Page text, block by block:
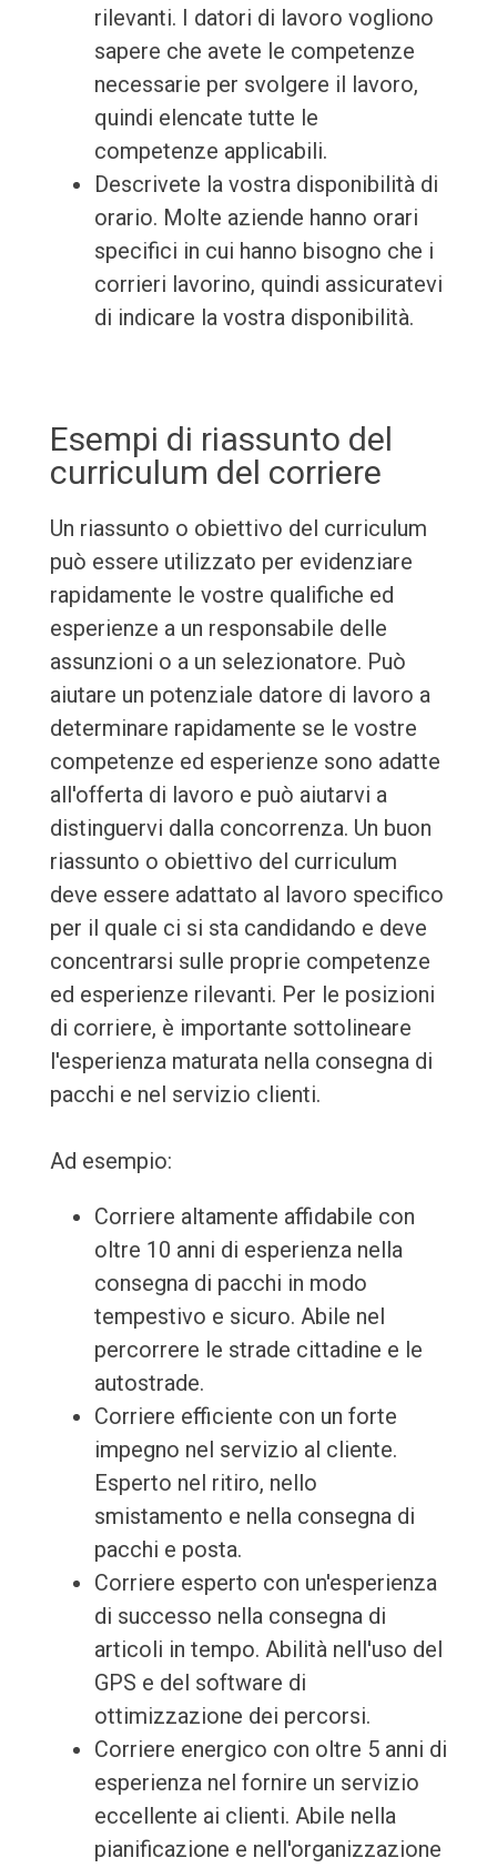
rilevanti. I datori di lavoro vogliono
sapere che avete le competenze
necessarie per svolgere il lavoro,
quindi elencate tutte le
competenze applicabili.
Descrivete la vostra disponibilità di
orario. Molte aziende hanno orari
specifici in cui hanno bisogno che i
corrieri lavorino, quindi assicuratevi
di indicare la vostra disponibilità.
Esempi di riassunto del
curriculum del corriere
Un riassunto o obiettivo del curriculum
può essere utilizzato per evidenziare
rapidamente le vostre qualifiche ed
esperienze a un responsabile delle
assunzioni o a un selezionatore. Può
aiutare un potenziale datore di lavoro a
determinare rapidamente se le vostre
competenze ed esperienze sono adatte
all'offerta di lavoro e può aiutarvi a
distinguervi dalla concorrenza. Un buon
riassunto o obiettivo del curriculum
deve essere adattato al lavoro specifico
per il quale ci si sta candidando e deve
concentrarsi sulle proprie competenze
ed esperienze rilevanti. Per le posizioni
di corriere, è importante sottolineare
l'esperienza maturata nella consegna di
pacchi e nel servizio clienti.
Ad esempio:
Corriere altamente affidabile con
oltre 10 anni di esperienza nella
consegna di pacchi in modo
tempestivo e sicuro. Abile nel
percorrere le strade cittadine e le
autostrade.
Corriere efficiente con un forte
impegno nel servizio al cliente.
Esperto nel ritiro, nello
smistamento e nella consegna di
pacchi e posta.
Corriere esperto con un'esperienza
di successo nella consegna di
articoli in tempo. Abilità nell'uso del
GPS e del software di
ottimizzazione dei percorsi.
Corriere energico con oltre 5 anni di
esperienza nel fornire un servizio
eccellente ai clienti. Abile nella
pianificazione e nell'organizzazione